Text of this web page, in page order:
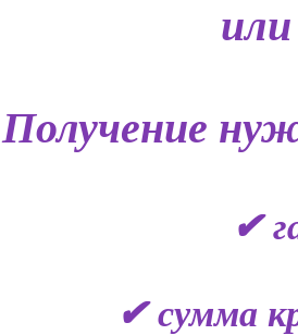
Получение
✔
✔ сумма